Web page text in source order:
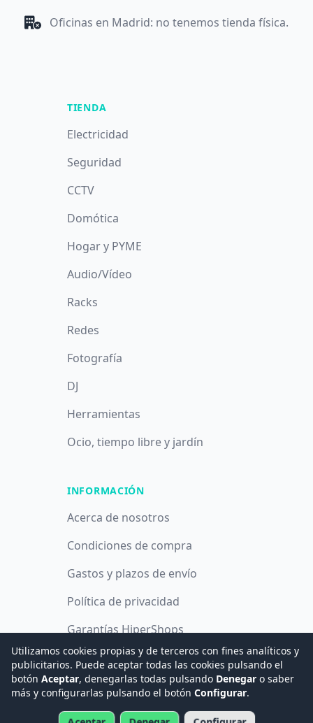
Oficinas en Madrid: no tenemos tienda física.
TIENDA
Electricidad
Seguridad
CCTV
Domótica
Hogar y PYME
Audio/Vídeo
Racks
Redes
Fotografía
DJ
Herramientas
Ocio, tiempo libre y jardín
INFORMACIÓN
Acerca de nosotros
Condiciones de compra
Gastos y plazos de envío
Política de privacidad
Garantías HiperShops
Política de cookies
© 2008 -2026Hogar Digital e Inmótica Ingenieros, S.L.
Utilizamos cookies propias y de terceros con fines analíticos y
publicitarios. Puede aceptar todas las cookies pulsando el
botón Aceptar, denegarlas todas pulsando Denegar o saber
más y configurarlas pulsando el botón Configurar.